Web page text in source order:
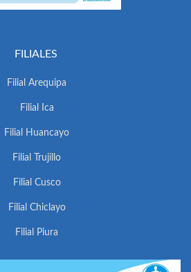
FILIALES
Filial Arequipa
Filial Ica
Filial Huancayo
Filial Trujillo
Filial Cusco
Filial Chiclayo
Filial Piura